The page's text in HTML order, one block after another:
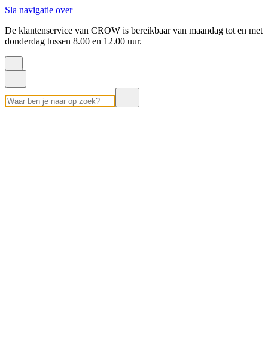
Sla navigatie over
De klantenservice van CROW is bereikbaar van maandag tot en met
donderdag tussen 8.00 en 12.00 uur.